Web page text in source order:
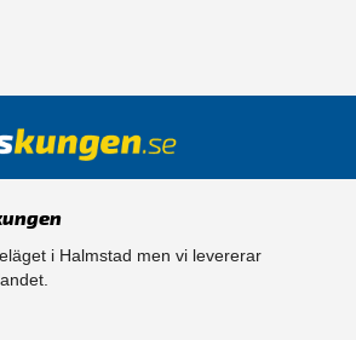
i Halmstad men vi levererar